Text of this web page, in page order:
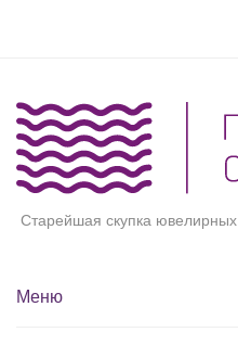
Старейшая скупка
Меню